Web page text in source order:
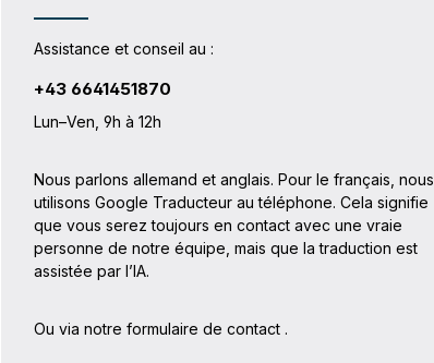
Assistance et conseil au :
+43 6641451870
Lun–Ven, 9h à 12h
Nous parlons allemand et anglais. Pour le français, nous
utilisons Google Traducteur au téléphone. Cela signifie
que vous serez toujours en contact avec une vraie
personne de notre équipe, mais que la traduction est
assistée par l’IA.
Ou via notre formulaire de contact .